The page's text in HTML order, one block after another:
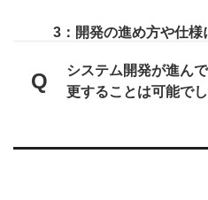
3：開発の進め方や仕
Q
システム開発が進ん
更することは可能で